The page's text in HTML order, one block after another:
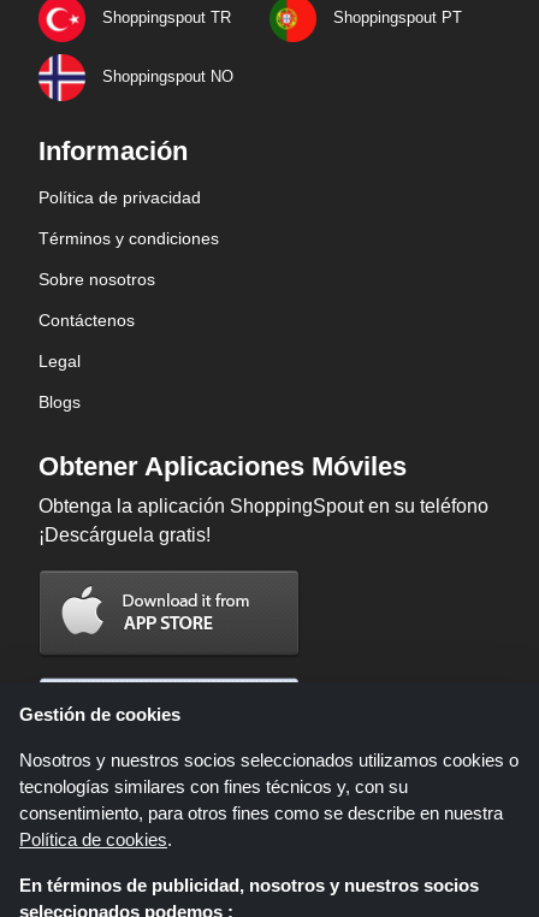
Shoppingspout TR Shoppingspout PT
Shoppingspout NO
Información
Política de privacidad
Términos y condiciones
Sobre nosotros
Contáctenos
Legal
Blogs
Obtener Aplicaciones Móviles
Obtenga la aplicación ShoppingSpout en su teléfono
¡Descárguela gratis!
Shoppingspout.com/es es un sitio web que presenta ofertas, descuentos y
Gestión de cookies
Nosotros y nuestros socios seleccionados utilizamos cookies o
tecnologías similares con fines técnicos y, con su
consentimiento, para otros fines como se describe en nuestra
Política de cookies.
En términos de publicidad, nosotros y nuestros socios
seleccionados podemos :